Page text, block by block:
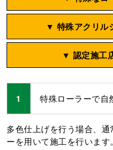
▼ 特殊アクリル
▼ 認定施工
1 特殊ローラーで自
多色仕上げを行う場合、
ーを用いて施工を行います。